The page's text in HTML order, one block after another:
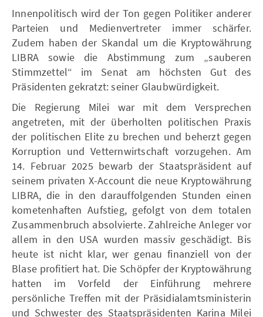
Innenpolitisch wird der Ton gegen Politiker anderer
Parteien und Medienvertreter immer schärfer.
Zudem haben der Skandal um die Kryptowährung
LIBRA sowie die Abstimmung zum „sauberen
Stimmzettel“ im Senat am höchsten Gut des
Präsidenten gekratzt: seiner Glaubwürdigkeit.
Die Regierung Milei war mit dem Versprechen
angetreten, mit der überholten politischen Praxis
der politischen Elite zu brechen und beherzt gegen
Korruption und Vetternwirtschaft vorzugehen. Am
14. Februar 2025 bewarb der Staatspräsident auf
seinem privaten X-Account die neue Kryptowährung
LIBRA, die in den darauffolgenden Stunden einen
kometenhaften Aufstieg, gefolgt von dem totalen
Zusammenbruch absolvierte. Zahlreiche Anleger vor
allem in den USA wurden massiv geschädigt. Bis
heute ist nicht klar, wer genau finanziell von der
Blase profitiert hat. Die Schöpfer der Kryptowährung
hatten im Vorfeld der Einführung mehrere
persönliche Treffen mit der Präsidialamtsministerin
und Schwester des Staatspräsidenten Karina Milei